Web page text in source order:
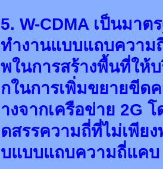
5. W-CDMA เป็นมา
ทำงานแบบแถบความ
พในการสร้างพื้นที่ให้
กในการเพิ่มขยายขีด
างจากเครือข่าย 2G
ดสรรความถี่ที่ไม่เพีย
บแบบแถบความถี่แคบ